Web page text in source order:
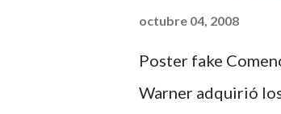
algo con buen nivel.
octubre 04, 2008
Poster fake
Warner adquirió